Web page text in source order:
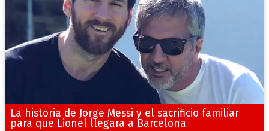
La historia de Jorge Messi y el sacrificio familiar
para que Lionel llegara a Barcelona